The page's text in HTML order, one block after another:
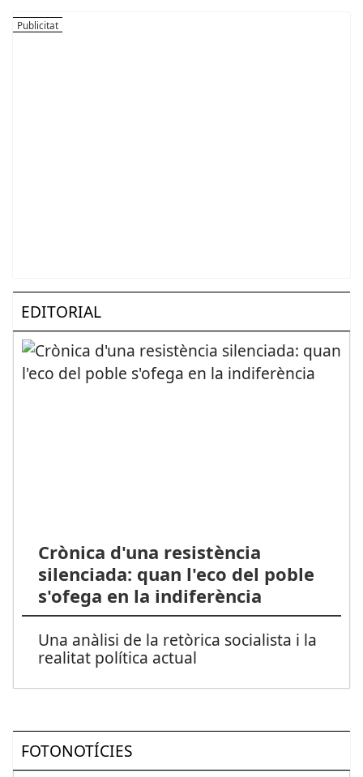
EDITORIAL
Crònica d'una resistència
silenciada: quan l'eco del poble
s'ofega en la indiferència
Una anàlisi de la retòrica socialista i la
realitat política actual
FOTONOTÍCIES